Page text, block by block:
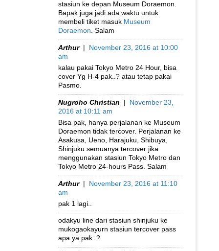
stasiun ke depan Museum Doraemon.
Bapak juga jadi ada waktu untuk
membeli tiket masuk Museum
Doraemon . Salam
Arthur| November 23, 2016 at 10:00
am
kalau pakai Tokyo Metro 24 Hour, bisa
cover Yg H-4 pak..? atau tetap pakai
Pasmo.
Nugroho Christian | November 23,
2016 at 10:11 am
Bisa pak, hanya perjalanan ke Museum
Doraemon tidak tercover. Perjalanan ke
Asakusa, Ueno, Harajuku, Shibuya,
Shinjuku semuanya tercover jika
menggunakan stasiun Tokyo Metro dan
Tokyo Metro 24-hours Pass. Salam
Arthur| November 23, 2016 at 11:10
am
pak 1 lagi..
odakyu line dari stasiun shinjuku ke
mukogaokayurn stasiun tercover pass
apa ya pak..?